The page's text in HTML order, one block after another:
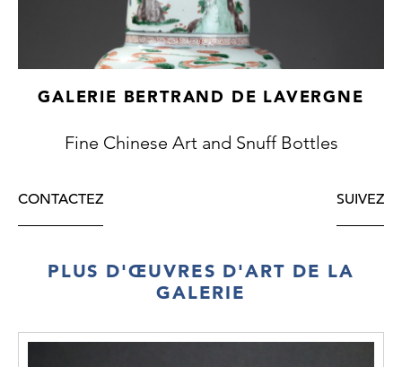
GALERIE BERTRAND DE LAVERGNE
Fine Chinese Art and Snuff Bottles
CONTACTEZ SUIVEZ
PLUS D'ŒUVRES D'ART DE LA
GALERIE